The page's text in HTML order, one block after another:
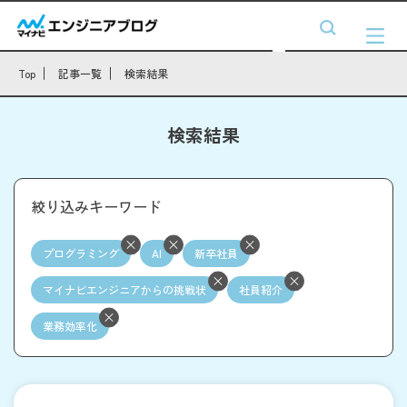
Top 記事一覧 検索結果
検索結果
絞り込みキーワード
プログラミング AI 新卒社員
マイナビエンジニアからの挑戦状 社員紹介
業務効率化